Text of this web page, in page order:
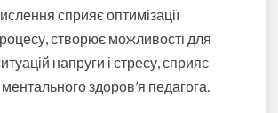
сприяє оптимізації
створює можливості для
напруги і стресу , сприяє
ментального здоров’я педагога.